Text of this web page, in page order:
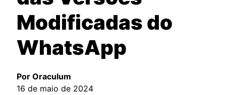
Modificadas do
WhatsApp
Por Oraculum
16 de maio de 2024